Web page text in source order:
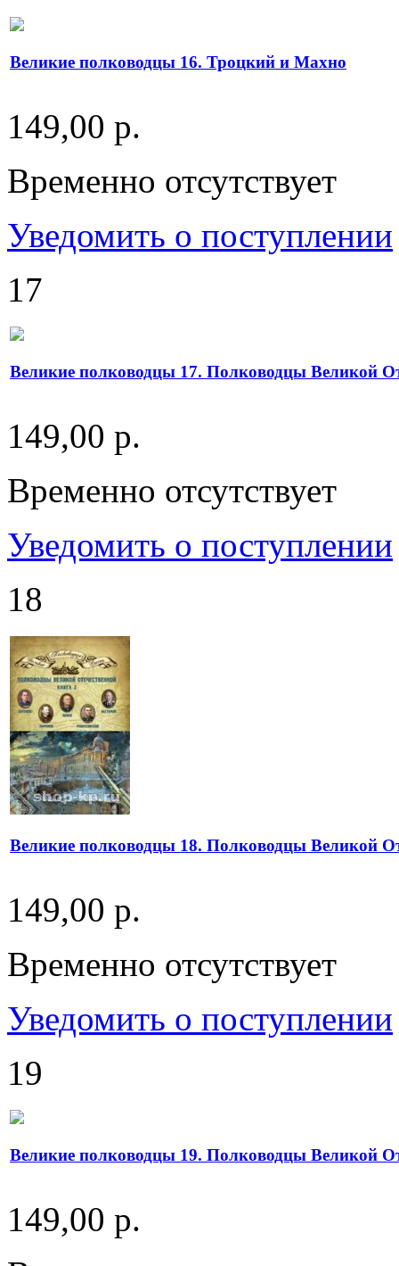
Великие полководцы 16. Троцкий и Махно
149,00 р.
Временно отсутствует
Уведомить о поступлении
17
Великие полководцы 17. Полководцы Великой
149,00 р.
Временно отсутствует
Уведомить о поступлении
18
Великие полководцы 18. Полководцы Великой
149,00 р.
Временно отсутствует
Уведомить о поступлении
19
Великие полководцы 19. Полководцы Великой
149,00 р.